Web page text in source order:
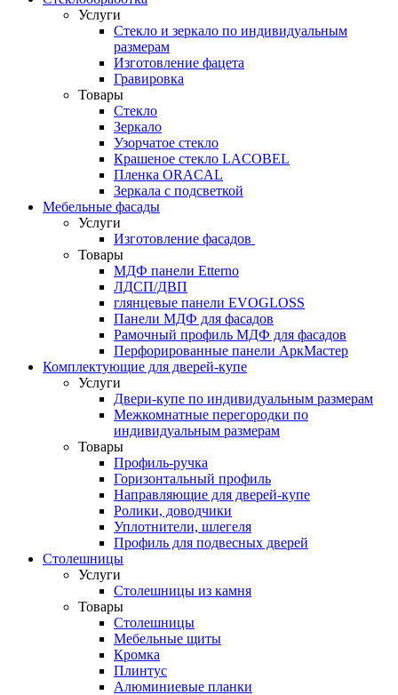
Услуги
Стекло и зеркало по индивидуальным
размерам
Изготовление фацета
Гравировка
Товары
Стекло
Зеркало
Узорчатое стекло
Крашеное стекло LACOBEL
Пленка ORACAL
Зеркала с подсветкой
Мебельные фасады
Услуги
Изготовление фасадов
Товары
МДФ панели Etterno
ЛДСП/ДВП
глянцевые панели EVOGLOSS
Панели МДФ для фасадов
Рамочный профиль МДФ для фасадов
Перфорированные панели АркМастер
Комплектующие для дверей-купе
Услуги
Двери-купе по индивидуальным размерам
Межкомнатные перегородки по
индивидуальным размерам
Товары
Профиль-ручка
Горизонтальный профиль
Направляющие для дверей-купе
Ролики, доводчики
Уплотнители, шлегеля
Профиль для подвесных дверей
Столешницы
Услуги
Столешницы из камня
Товары
Столешницы
Мебельные щиты
Кромка
Плинтус
Алюминиевые планки